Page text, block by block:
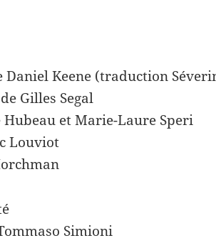
Daniel Keene (traduction
de Gilles Segal
Hubeau et Marie-Laure Speri
Louviot
Simioni